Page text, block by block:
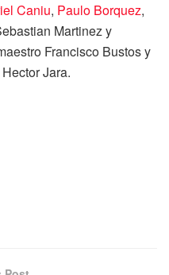
Caniu, Paulo Borquez,
Martinez y
Francisco Bustos y
Jara.